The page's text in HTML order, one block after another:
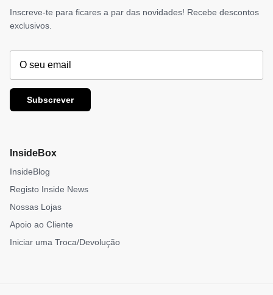
Inscreve-te para ficares a par das novidades! Recebe descontos
exclusivos.
Subscrever
InsideBox
InsideBlog
Registo Inside News
Nossas Lojas
Apoio ao Cliente
Iniciar uma Troca/Devolução